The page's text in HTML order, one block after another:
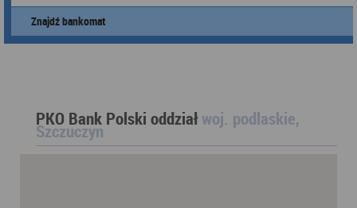
Znajdź bankomat
PKO Bank Polski oddziałwoj. podlaskie,
Szczuczyn